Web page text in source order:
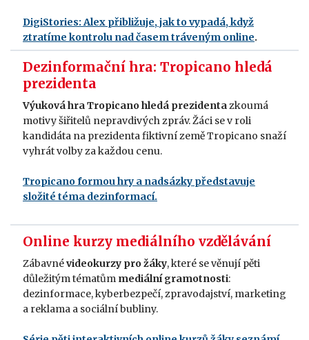
DigiStories: Alex přibližuje, jak to vypadá, když
ztratíme kontrolu nad časem tráveným online.
Dezinformační hra: Tropicano hledá
prezidenta
Výuková hra Tropicano hledá prezidentazkoumá
motivy šiřitelů nepravdivých zpráv. Žáci se v roli
kandidáta na prezidenta fiktivní země Tropicano snaží
vyhrát volby za každou cenu.
Tropicano formou hry a nadsázky představuje
složité téma dezinformací.
Online kurzy mediálního vzdělávání
Zábavnévideokurzy pro žáky, které se věnují pěti
důležitým tématům mediální gramotnosti:
dezinformace, kyberbezpečí, zpravodajství, marketing
a reklama a sociální bubliny.